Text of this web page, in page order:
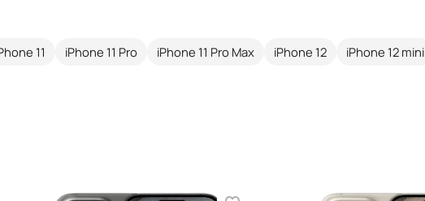
11 iPhone 11 Pro iPhone 11 Pro Max iPhone 12 iPhone 12 mini